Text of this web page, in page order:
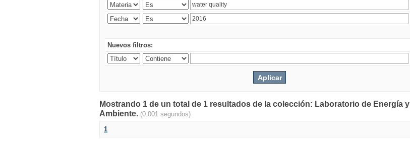
Nuevos filtros:
Mostrando 1 de un total de 1 resultados de la colección: Laboratorio de Energía y
Ambiente. (0.001 segundos)
1